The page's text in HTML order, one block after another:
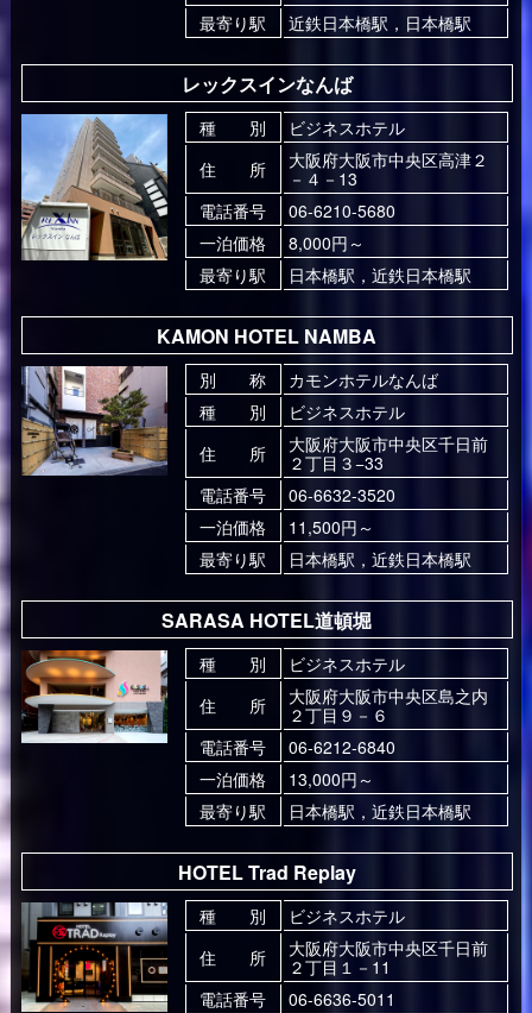
最寄り駅
近鉄日本橋駅，日本橋駅
レックスインなんば
種 別
ビジネスホテル
住 所
大阪府大阪市中央区高津２
－４－13
電話番号
06-6210-5680
一泊価格
8,000円～
最寄り駅
日本橋駅，近鉄日本橋駅
KAMON HOTEL NAMBA
別 称
カモンホテルなんば
種 別
ビジネスホテル
住 所
大阪府大阪市中央区千日前
２丁目３−33
電話番号
06-6632-3520
一泊価格
11,500円～
最寄り駅
日本橋駅，近鉄日本橋駅
SARASA HOTEL道頓堀
種 別
ビジネスホテル
住 所
大阪府大阪市中央区島之内
２丁目９－６
電話番号
06-6212-6840
一泊価格
13,000円～
最寄り駅
日本橋駅，近鉄日本橋駅
HOTEL Trad Replay
種 別
ビジネスホテル
住 所
大阪府大阪市中央区千日前
２丁目１－11
電話番号
06-6636-5011